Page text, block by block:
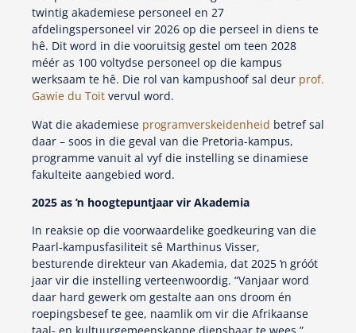
twintig akademiese personeel en 27
afdelingspersoneel vir 2026 op die perseel in diens te
hê. Dit word in die vooruitsig gestel om teen 2028
méér as 100 voltydse personeel op die kampus
werksaam te hê. Die rol van kampushoof sal deur prof.
Gawie du Toit vervul word.
Wat die akademiese programverskeidenheid betref sal
daar – soos in die geval van die Pretoria-kampus,
programme vanuit al vyf die instelling se dinamiese
fakulteite aangebied word.
2025 as ŉ hoogtepuntjaar vir Akademia
In reaksie op die voorwaardelike goedkeuring van die
Paarl-kampusfasiliteit sê Marthinus Visser,
besturende direkteur van Akademia, dat 2025 ŉ gróót
jaar vir die instelling verteenwoordig. “Vanjaar word
daar hard gewerk om gestalte aan ons droom én
roepingsbesef te gee, naamlik om vir die Afrikaanse